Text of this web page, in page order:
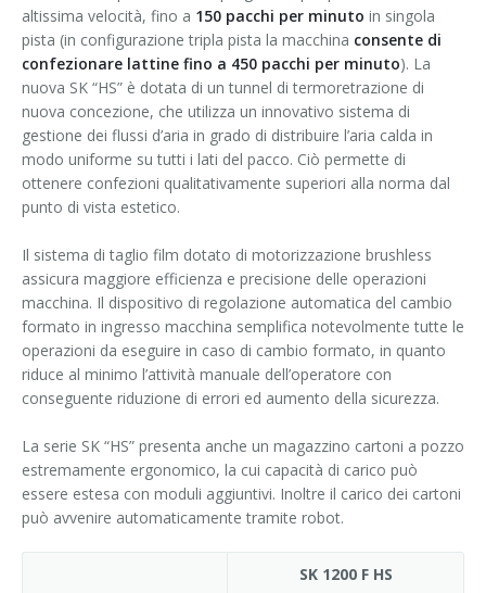
altissima velocità, fino a 150 pacchi per minuto in singola
pista (in configurazione tripla pista la macchina consente di
confezionare lattine fino a 450 pacchi per minuto). La
nuova SK “HS” è dotata di un tunnel di termoretrazione di
nuova concezione, che utilizza un innovativo sistema di
gestione dei flussi d’aria in grado di distribuire l’aria calda in
modo uniforme su tutti i lati del pacco. Ciò permette di
ottenere confezioni qualitativamente superiori alla norma dal
punto di vista estetico.
Il sistema di taglio film dotato di motorizzazione brushless
assicura maggiore efficienza e precisione delle operazioni
macchina. Il dispositivo di regolazione automatica del cambio
formato in ingresso macchina semplifica notevolmente tutte le
operazioni da eseguire in caso di cambio formato, in quanto
riduce al minimo l’attività manuale dell’operatore con
conseguente riduzione di errori ed aumento della sicurezza.
La serie SK “HS” presenta anche un magazzino cartoni a pozzo
estremamente ergonomico, la cui capacità di carico può
essere estesa con moduli aggiuntivi. Inoltre il carico dei cartoni
può avvenire automaticamente tramite robot.
SK 1200 F HS